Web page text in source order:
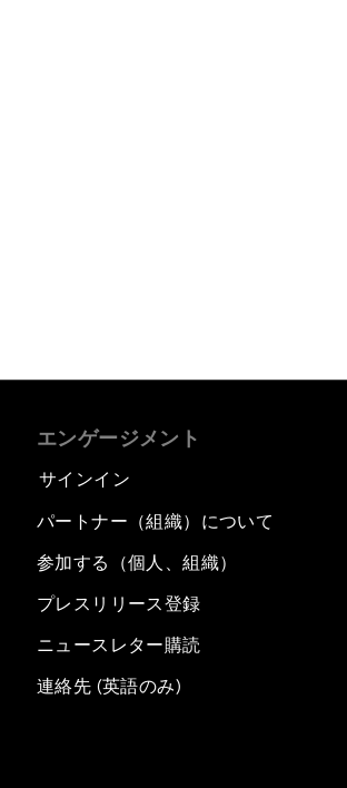
エンゲージメント
サインイン
パートナー（組織）について
参加する（個人、組織）
プレスリリース登録
ニュースレター購読
連絡先 (英語のみ)